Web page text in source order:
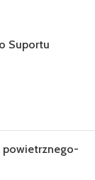
Suportu
powietrznego-